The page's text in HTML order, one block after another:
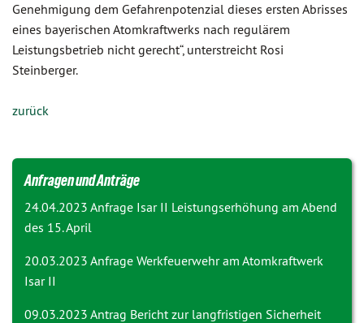
Genehmigung dem Gefahrenpotenzial dieses ersten Abrisses
eines bayerischen Atomkraftwerks nach regulärem
Leistungsbetrieb nicht gerecht“, unterstreicht Rosi
Steinberger.
zurück
Anfragen und Anträge
24.04.2023 Anfrage Isar II Leistungserhöhung am Abend
des 15. April
20.03.2023 Anfrage Werkfeuerwehr am Atomkraftwerk
Isar II
09.03.2023 Antrag Bericht zur langfristigen Sicherheit